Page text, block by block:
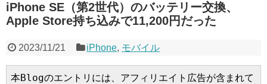
iPhone SE（第2世代）のバッテリー交換、
Apple Store持ち込みで11,200円だった
2023/11/21 iPhone, モバイル
本Blogのエントリには、アフィリエイト広告が含まれて